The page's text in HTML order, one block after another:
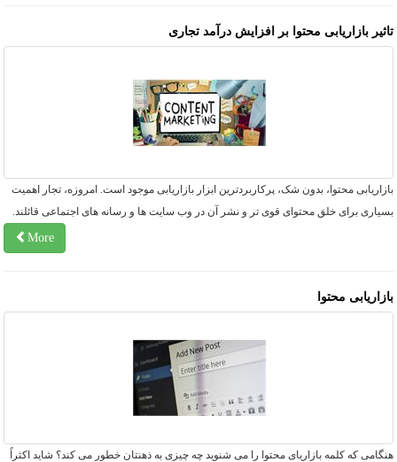
بازاریابی محتوا بر افزایش درآمد تجاری
محتوا، بدون شک، پرکاربردترین ابزار بازاریابی موجود است. امروزه، تجار اهمیت
برای خلق محتوای قوی تر و نشر آن در وب سایت ها و رسانه های اجتماعی قائلند.
More
محتوا
که کلمه بازاریای محتوا را می شنوید چه چیزی به ذهنتان خطور می کند؟ شاید اکثراً